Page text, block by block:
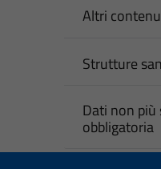
Altri
Strutture
Dati non più
obbligatoria